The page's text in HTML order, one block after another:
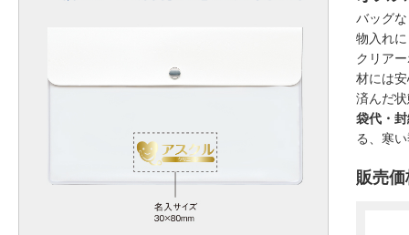
バッグ
物入れ
クリア
材には
済んだ
袋代・
る、寒
販売価